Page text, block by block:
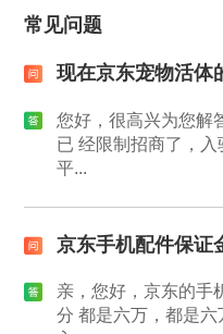
常见问题
现在京东宠物活体
您好，很高兴为您解
已 经限制招商了，
平...
京东手机配件保证
亲，您好，京东的手
分 都是六万，都是